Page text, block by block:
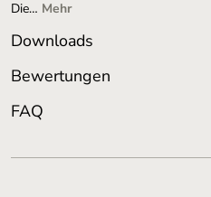
Die… Mehr
Downloads
Bewertungen
FAQ